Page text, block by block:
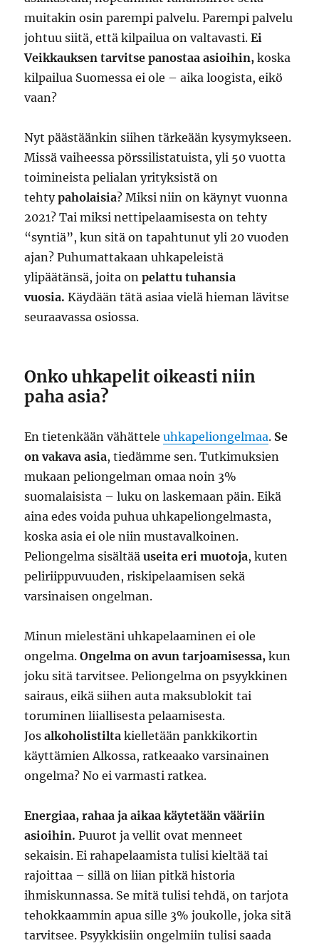
muitakin osin parempi palvelu. Parempi palvelu
johtuu siitä, että kilpailua on valtavasti.Ei
Veikkauksen tarvitse panostaa asioihin, koska
kilpailua Suomessa ei ole – aika loogista, eikö
vaan?
Nyt päästäänkin siihen tärkeään kysymykseen.
Missä vaiheessa pörssilistatuista, yli 50 vuotta
toimineista pelialan yrityksistä on
tehtypaholaisia? Miksi niin on käynyt vuonna
2021? Tai miksi nettipelaamisesta on tehty
“syntiä”, kun sitä on tapahtunut yli 20 vuoden
ajan? Puhumattakaan uhkapeleistä
ylipäätänsä, joita on pelattu tuhansia
vuosia. Käydään tätä asiaa vielä hieman lävitse
seuraavassa osiossa.
Onko uhkapelit oikeasti niin
paha asia?
En tietenkään vähätteleuhkapeliongelmaa. Se
on vakava asia, tiedämme sen. Tutkimuksien
mukaan peliongelman omaa noin 3%
suomalaisista – luku on laskemaan päin. Eikä
aina edes voida puhua uhkapeliongelmasta,
koska asia ei ole niin mustavalkoinen.
Peliongelma sisältääuseita eri muotoja, kuten
peliriippuvuuden, riskipelaamisen sekä
varsinaisen ongelman.
Minun mielestäni uhkapelaaminen ei ole
ongelma.Ongelma on avun tarjoamisessa, kun
joku sitä tarvitsee. Peliongelma on psyykkinen
sairaus, eikä siihen auta maksublokit tai
toruminen liiallisesta pelaamisesta.
Josalkoholistiltakielletään pankkikortin
käyttämien Alkossa, ratkeaako varsinainen
ongelma? No ei varmasti ratkea.
Energiaa, rahaa ja aikaa käytetään vääriin
asioihin.Puurot ja vellit ovat menneet
sekaisin. Ei rahapelaamista tulisi kieltää tai
rajoittaa – sillä on liian pitkä historia
ihmiskunnassa. Se mitä tulisi tehdä, on tarjota
tehokkaammin apua sille 3% joukolle, joka sitä
tarvitsee. Psyykkisiin ongelmiin tulisi saada